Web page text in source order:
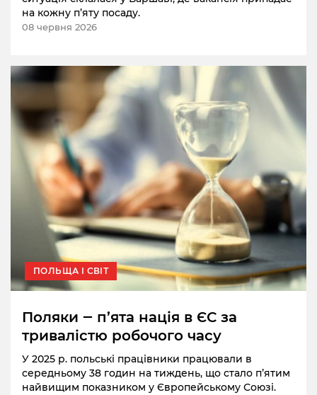
на кожну п’яту посаду.
08 червня 2026
ПОЛЬЩА І СВІТ
Поляки ‒ п’ята нація в ЄС за
тривалістю робочого часу
У 2025 р. польські працівники працювали в
середньому 38 годин на тиждень, що стало пʼятим
найвищим показником у Європейському Союзі.